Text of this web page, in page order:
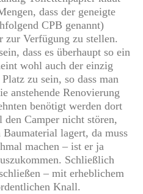
dass der geneigte
CPB genannt)
zur Verfügung zu stellen.
dass es überhaupt so ein
wohl auch der einzig
zu sein, so dass man
anstehende Renovierung
benötigt werden dort
Camper nicht stören,
lagert, da muss
machen – ist er ja
Schließlich
– mit erheblichem
Knall.